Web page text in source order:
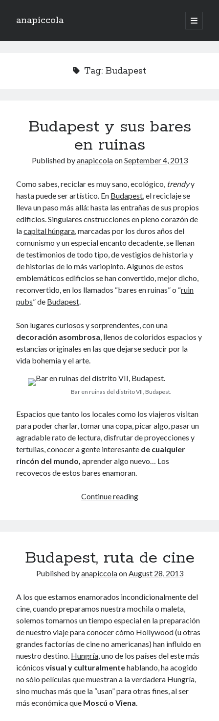
anapiccola
open
primary
Sidebar
June 2019
December 2017
November 2017
October 2017
January 2017
November 2016
October 2016
September 2016
June 2016
April 2016
February 2016
January 2016
November 2015
October 2015
September 2015
May 2015
December 2014
June 2014
February 2014
January 2014
December 2013
November 2013
October 2013
September 2013
February 2013
January 2013
December 2012
October 2012
September 2012
August 2012
July 2012
June 2012
May 2012
April 2012
March 2012
February 2012
January 2012
Tag: Budapest
Budapest y sus bares
en ruinas
Published byanapiccolaonSeptember 4, 2013
Como sabes, reciclar es muy sano, ecológico, trendyy
hasta puede ser artístico. En Budapest, el reciclaje se
lleva un paso más allá: hasta las entrañas de sus propios
edificios. Singulares cnstrucciones en pleno corazón de
lacapital húngara, marcadas por los duros años del
comunismo y un especial encanto decadente, se llenan
de testimonios de todo tipo, de vestigios de historia y
de historias de lo más variopinto. Algunos de estos
emblemáticos edificios se han convertido, mejor dicho,
reconvertido, en los llamados “bares en ruinas” o “ruin
pubs” de Budapest.
Son lugares curiosos y sorprendentes, con una
decoración asombrosa, llenos de coloridos espacios y
estancias originales en las que dejarse seducir por la
vida bohemia y el arte.
Bar en ruinas del distrito VII, Budapest.
Espacios que tanto los locales como los viajeros visitan
para poder charlar, tomar una copa, picar algo, pasar un
agradable rato de lectura, disfrutar de proyecciones y
tertulias, conocer a gente interesante de cualquier
rincón del mundo, aprender algo nuevo… Los
recovecos de estos bares enamoran.
Continue readingBudapest
ruinas
Budapest, ruta de cine
Published byanapiccolaonAugust 28, 2013
A los que estamos enamorados incondicionalmente del
cine, cuando preparamos nuestra mochila o maleta,
solemos tomarnos un tiempo especial en la preparación
de nuestro viaje para conocer cómo Hollywood (u otras
grandes factorías de cine no americanas) han influido en
nuestro destino. Hungría, uno de los países del este más
icónicosvisual y culturalmentehablando, ha acogido
no sólo películas que muestran a la verdadera Hungría,
sino muchas más que la “usan” para otras fines, al ser
más económica que Moscú o Viena.